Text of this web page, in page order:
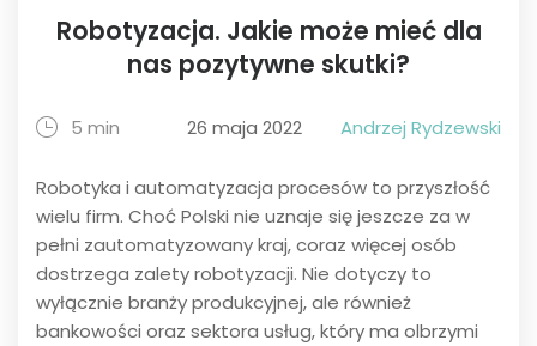
Robotyzacja. Jakie może mieć dla
nas pozytywne skutki?
5 min 26 maja 2022 Andrzej Rydzewski
Robotyka i automatyzacja procesów to przyszłość
wielu firm. Choć Polski nie uznaje się jeszcze za w
pełni zautomatyzowany kraj, coraz więcej osób
dostrzega zalety robotyzacji. Nie dotyczy to
wyłącznie branży produkcyjnej, ale również
bankowości oraz sektora usług, który ma olbrzymi